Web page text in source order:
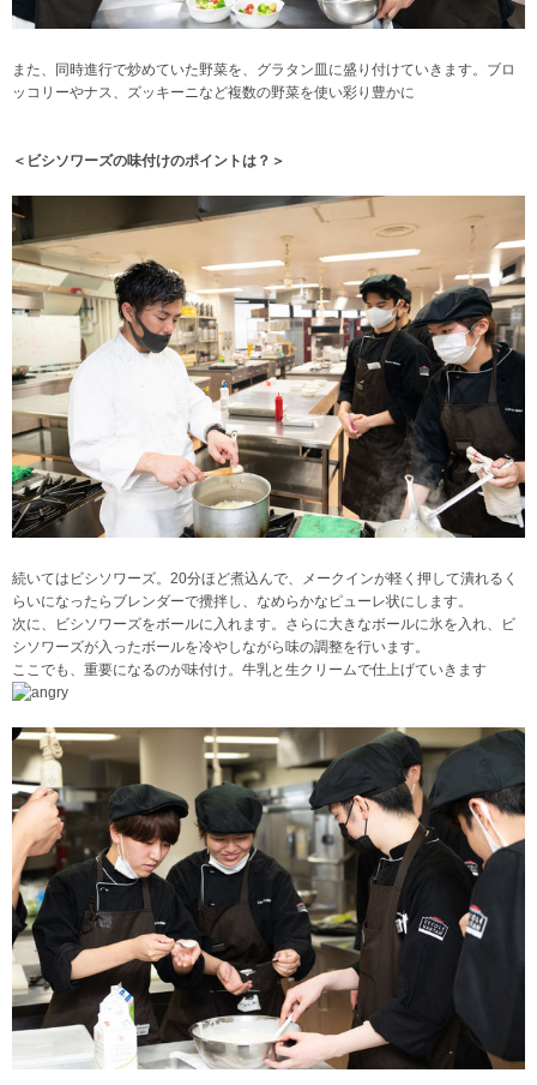
また、同時進行で炒めていた野菜を、グラタン皿に盛り付けていきます。ブロ
ッコリーやナス、ズッキーニなど複数の野菜を使い彩り豊かに
＜ビシソワーズの味付けのポイントは？＞
続いてはビシソワーズ。20分ほど煮込んで、メークインが軽く押して潰れるく
らいになったらブレンダーで攪拌し、なめらかなピューレ状にします。
次に、ビシソワーズをボールに入れます。さらに大きなボールに氷を入れ、ビ
シソワーズが入ったボールを冷やしながら味の調整を行います。
ここでも、重要になるのが味付け。牛乳と生クリームで仕上げていきます